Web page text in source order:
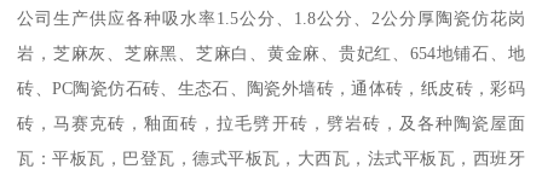
公司生产供应各种吸水率1.5公分、1.8公分、2公分厚陶瓷仿花岗
岩，芝麻灰、芝麻黑、芝麻白、黄金麻、贵妃红、654地铺石、地
砖、PC陶瓷仿石砖、生态石、陶瓷外墙砖，通体砖，纸皮砖，彩码
砖，马赛克砖，釉面砖，拉毛劈开砖，劈岩砖，及各种陶瓷屋面
瓦：平板瓦，巴登瓦，德式平板瓦，大西瓦，法式平板瓦，西班牙